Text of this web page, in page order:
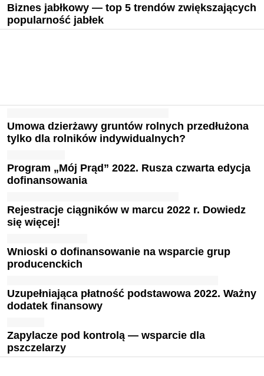
Biznes jabłkowy — top 5 trendów zwiększających
popularność jabłek
Umowa dzierżawy gruntów rolnych przedłużona
tylko dla rolników indywidualnych?
Program „Mój Prąd” 2022. Rusza czwarta edycja
dofinansowania
Rejestracje ciągników w marcu 2022 r. Dowiedz
się więcej!
Wnioski o dofinansowanie na wsparcie grup
producenckich
Uzupełniająca płatność podstawowa 2022. Ważny
dodatek finansowy
Zapylacze pod kontrolą — wsparcie dla
pszczelarzy